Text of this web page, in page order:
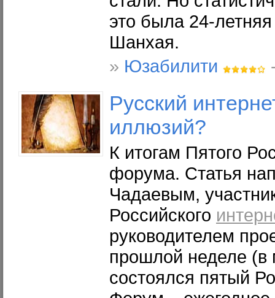
это была 24-
Шанхая.
» Юзабилити
Русский
иллюзий?
К итогам Пятого
форума. Статья
Чадаевым,
Российского
руководителем
прошлой неделе (в
состоялся пятый